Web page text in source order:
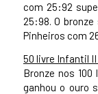
com 25:92
25:98. O
Pinheiros com
50 livre Infantil
Bronze nos 100
ganhou o ouro